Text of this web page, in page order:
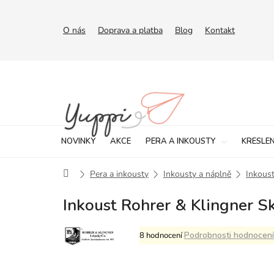
O nás Doprava a platba Blog Kontakt
NOVINKY AKCE PERA A INKOUSTY
DomůPera a inkousty Inkousty a náplně
Inkoust Rohrer & Klingner
Průměrné
hodnocení
8 hodnoceníPodrobnosti hodnocení